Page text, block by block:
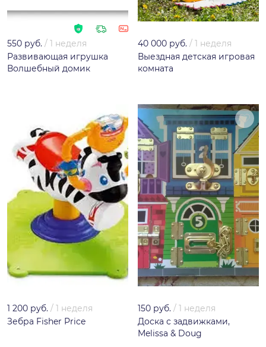
550 руб. / 1 неделя
Развивающая игрушка
Волшебный домик
40 000 руб. / 1 неделя
Выездная детская игровая
комната
1 200 руб. / 1 неделя
Зебра Fisher Price
150 руб. / 1 неделя
Доска с задвижками,
Melissa & Doug